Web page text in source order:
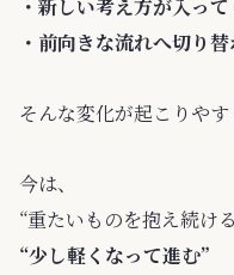
・新しい考え方が入って
・前向きな流れへ切り替
そんな変化が起こりやす
今は、
“重たいものを抱え続ける
“少し軽くなって進む”